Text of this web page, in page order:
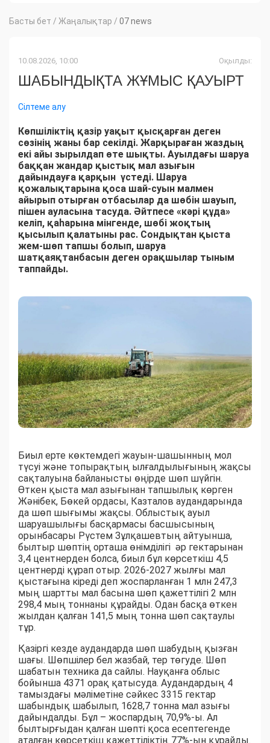
Басты бет / Жаңалықтар / 07 news
10.08.2026, 10:00 Оқылды:
ШАБЫНДЫҚТА ЖҰМЫС ҚАУЫРТ
Сілтеме алу
Көпшіліктің қазір уақыт қысқарған деген
сөзінің жаны бар секілді. Жарқыраған жаздың
екі айы зырылдап өте шықты. Ауылдағы шаруа
баққан жандар қыстық мал азығын
дайындауға қарқын үстеді. Шаруа
қожалықтарына қоса шай-суын малмен
айырып отырған отбасылар да шөбін шауып,
пішен ауласына тасуда. Әйтпесе «кәрі құда»
келіп, қаһарына мінгенде, шөбі жоқтың
қысылып қалатыны рас. Сондықтан қыста
жем-шөп тапшы болып, шаруа
шатқаяқтанбасын деген орақшылар тыным
таппайды.
Биыл ерте көктемдегі жауын-шашынның мол
түсуі және топырақтың ылғалдылығының жақсы
сақталуына байланысты өңірде шөп шүйгін.
Өткен қыста мал азығынан тапшылық көрген
Жәнібек, Бөкей ордасы, Казталов аудандарында
да шөп шығымы жақсы. Облыстық ауыл
шаруашылығы басқармасы басшысының
орынбасары Рүстем Зұлқашевтың айтуынша,
былтыр шөптің орташа өнімділігі әр гектарынан
3,4 центнерден болса, биыл бұл көрсеткіш 4,5
центнерді құрап отыр. 2026-2027 жылғы мал
қыстағына кіреді деп жоспарланған 1 млн 247,3
мың шартты мал басына шөп қажеттілігі 2 млн
298,4 мың тоннаны құрайды. Одан басқа өткен
жылдан қалған 141,5 мың тонна шөп сақтаулы
тұр.
Қазіргі кезде аудандарда шөп шабудың қызған
шағы. Шөпшілер бел жазбай, тер төгуде. Шөп
шабатын техника да сайлы. Науқанға облыс
бойынша 4371 орақ қатысуда. Аудандардың 4
тамыздағы мәліметіне сәйкес 3315 гектар
шабындық шабылып, 1628,7 тонна мал азығы
дайындалды. Бұл – жоспардың 70,9%-ы. Ал
былтырғыдан қалған шөпті қоса есептегенде
аталған көрсеткіш қажеттіліктің 77%-ын құрайды.